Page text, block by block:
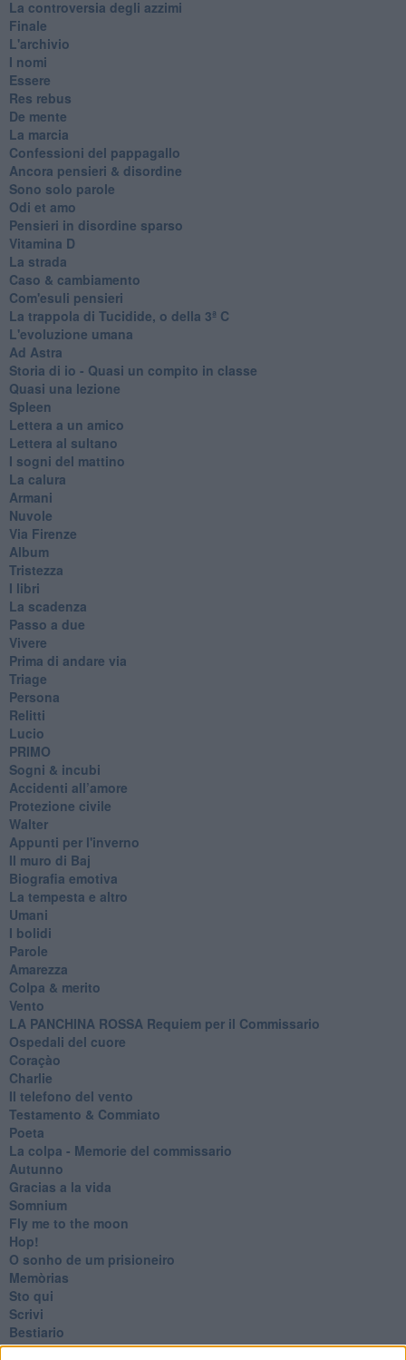
La controversia degli azzimi
Finale
L'archivio
I nomi
Essere
Res rebus
De mente
La marcia
Confessioni del pappagallo
Ancora pensieri & disordine
Sono solo parole
Odi et amo
Pensieri in disordine sparso
Vitamina D
La strada
Caso & cambiamento
Com'esuli pensieri
La trappola di Tucidide, o della 3ª C
L'evoluzione umana
Ad Astra
Storia di io - Quasi un compito in classe
Quasi una lezione
Spleen
Lettera a un amico
Lettera al sultano
I sogni del mattino
La calura
Armani
Nuvole
Via Firenze
Album
Tristezza
I libri
La scadenza
Passo a due
Vivere
Prima di andare via
Triage
Persona
Relitti
Lucio
PRIMO
Sogni & incubi
Accidenti all’amore
Protezione civile
Walter
Appunti per l'inverno
Il muro di Baj
Biografia emotiva
La tempesta e altro
Umani
I bolidi
Parole
Amarezza
Colpa & merito
Vento
​LA PANCHINA ROSSA Requiem per il Commissario
Ospedali del cuore
Coraçào
Charlie
Il telefono del vento
Testamento & Commiato
Poeta
​La colpa - Memorie del commissario
Autunno
Gracias a la vida
Somnium
Fly me to the moon
Hop!
O sonho de um prisioneiro
Memòrias
Sto qui
Scrivi
Bestiario
Pillole